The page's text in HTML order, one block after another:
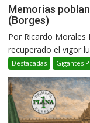
Memorias
(Borges)
Por Ricardo Morales
recuperado el vigor
Destacadas Gigantes